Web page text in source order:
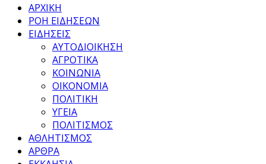
ΑΡΧΙΚΗ
ΡΟΗ ΕΙΔΗΣΕΩΝ
ΕΙΔΗΣΕΙΣ
ΑΥΤΟΔΙΟΙΚΗΣΗ
ΑΓΡΟΤΙΚΑ
ΚΟΙΝΩΝΙΑ
ΟΙΚΟΝΟΜΙΑ
ΠΟΛΙΤΙΚΗ
ΥΓΕΙΑ
ΠΟΛΙΤΙΣΜΟΣ
ΑΘΛΗΤΙΣΜΟΣ
ΑΡΘΡΑ